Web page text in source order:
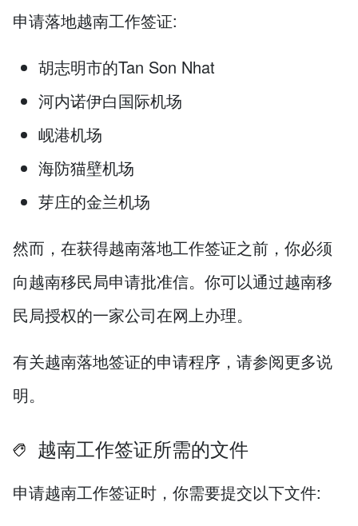
申请落地越南工作签证:
胡志明市的Tan Son Nhat
河内诺伊白国际机场
岘港机场
海防猫壁机场
芽庄的金兰机场
然而，在获得越南落地工作签证之前，你必须
向越南移民局申请批准信。你可以通过越南移
民局授权的一家公司在网上办理。
有关越南落地签证的申请程序，请参阅更多说
明。
越南工作签证所需的文件
申请越南工作签证时，你需要提交以下文件: